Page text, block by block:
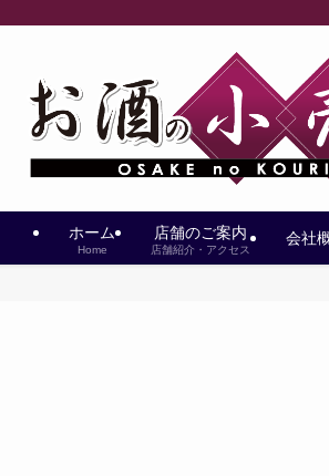
ホーム
Home
店舗のご案内
店舗紹介・アクセス
会社